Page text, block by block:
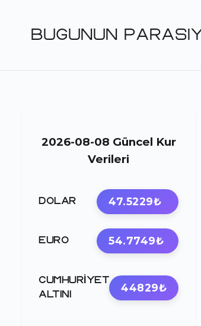
BUGUNUN
2026-08-08 Güncel Kur
Verileri
DOLAR 47.5229₺
EURO 54.7749₺
CUMHURIYET
ALTINI
44829₺